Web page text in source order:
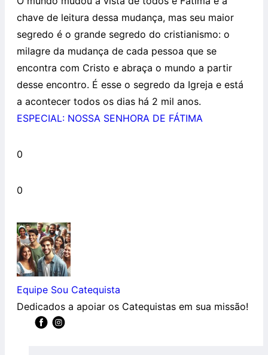
chave de leitura dessa mudança, mas seu maior
segredo é o grande segredo do cristianismo: o
milagre da mudança de cada pessoa que se
encontra com Cristo e abraça o mundo a partir
desse encontro. É esse o segredo da Igreja e está
a acontecer todos os dias há 2 mil anos.
ESPECIAL: NOSSA SENHORA DE FÁTIMA
0
0
Equipe Sou Catequista
Dedicados a apoiar os Catequistas em sua missão!